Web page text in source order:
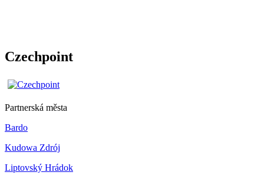
Czechpoint
Partnerská města
Bardo
Kudowa Zdrój
Liptovský Hrádok